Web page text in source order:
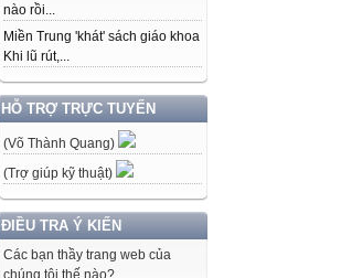
nào rồi...
Miền Trung 'khát' sách giáo khoa
Khi lũ rút,...
HỖ TRỢ TRỰC TUYẾN
(Võ Thành Quang)
(Trợ giúp kỹ thuật)
ĐIỀU TRA Ý KIẾN
Các bạn thầy trang web của
chúng tôi thế nào?